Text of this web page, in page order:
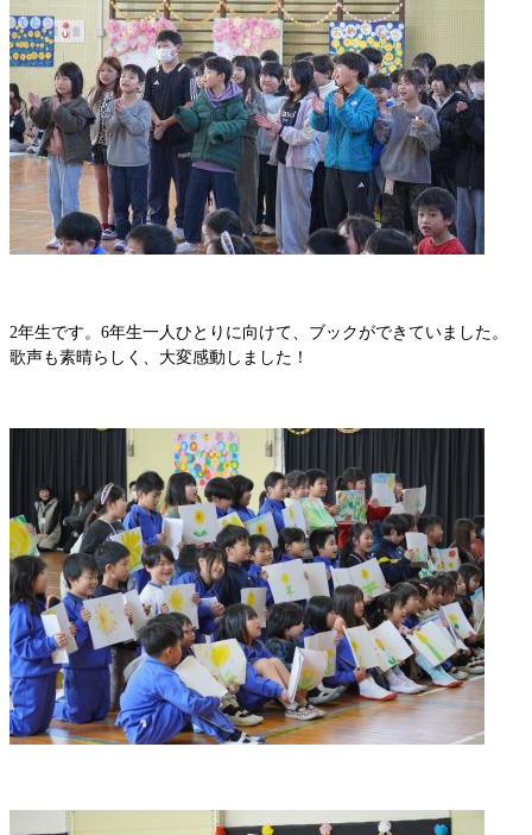
2年生です。6年生一人ひとりに向けて、ブックができていました。
歌声も素晴らしく、大変感動しました！